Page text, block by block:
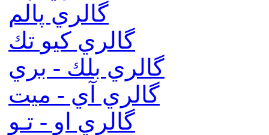
گالري پالم
گالري كيو تك
گالري بلك - بري
گالري آي - ميت
گالري او - تـو